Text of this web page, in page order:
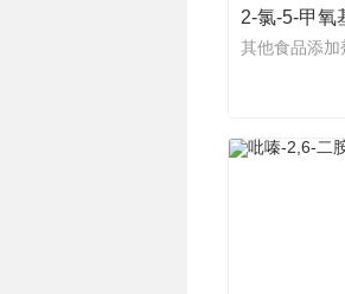
2-氯-5-甲氧
其他食品添加